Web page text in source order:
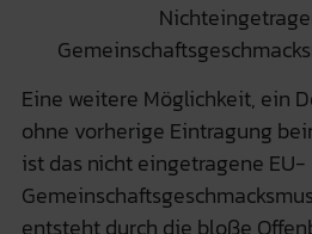
Eine weitere Möglichkeit, ein
ohne vorherige Eintragung
ist das nicht eingetragene EU-
entsteht durch die bloße